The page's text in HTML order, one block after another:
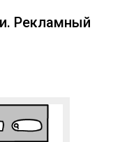
Рекламный